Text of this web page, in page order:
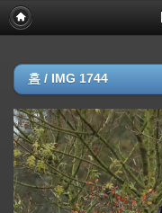
홈 / IMG 1744